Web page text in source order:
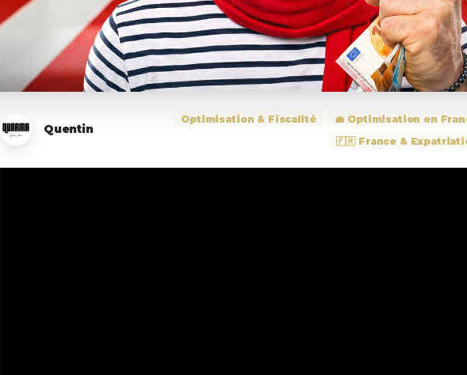
Quentin
Optimisation & Fiscalité
💼 Optimisation en
🇫🇷 France &